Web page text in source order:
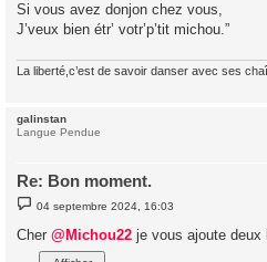
Si vous avez donjon chez vous,
J’veux bien étr’ votr’p’tit michou.”
La liberté,c’est de savoir danser avec ses
galinstan
Langue Pendue
Re: Bon moment.
M
s
a
04 septembre 2024, 16:03
Cher @Michou22 je vous ajoute deux